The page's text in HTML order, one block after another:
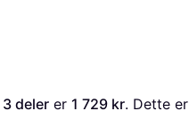
deler er 1 729 kr. Dette er